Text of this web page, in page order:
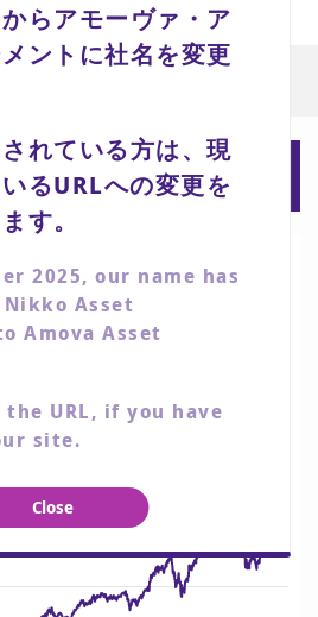
ォーメーション株式ファンドの
年末からの基準価額推移
07-31 ～ 2026-08-06
らアモーヴァ・ア
ントに社名を変更
れている方は、現
るURLへの変更を
す。
2025, our name has
Asset
Amova Asset
the URL, if you have
site.
Close